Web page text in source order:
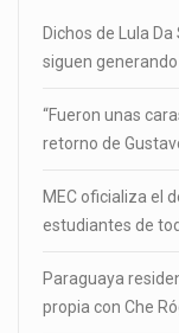
Dichos de Lula
siguen
“Fueron unas
retorno de
MEC oficializa el
estudiantes de
Paraguaya
propia con Che